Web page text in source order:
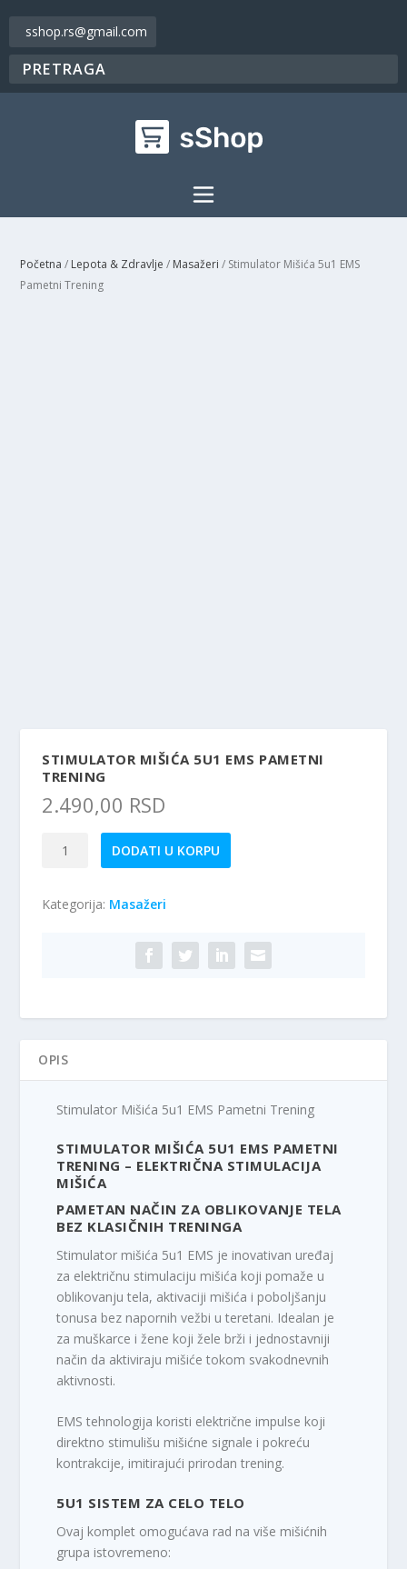
sshop.rs@gmail.com
Početna / Lepota & Zdravlje / Masažeri / Stimulator Mišića 5u1 EMS
Pametni Trening
STIMULATOR MIŠIĆA 5U1 EMS PAMETNI
TRENING
2.490,00 RSD
EMS
DODATI U KORPU
Kategorija: Masažeri
OPIS
Stimulator Mišića 5u1 EMS Pametni Trening
STIMULATOR MIŠIĆA 5U1 EMS PAMETNI
TRENING – ELEKTRIČNA STIMULACIJA
MIŠIĆA
PAMETAN NAČIN ZA OBLIKOVANJE TELA
BEZ KLASIČNIH TRENINGA
Stimulator mišića 5u1 EMS je inovativan uređaj
za električnu stimulaciju mišića koji pomaže u
oblikovanju tela, aktivaciji mišića i poboljšanju
tonusa bez napornih vežbi u teretani. Idealan je
za muškarce i žene koji žele brži i jednostavniji
način da aktiviraju mišiće tokom svakodnevnih
aktivnosti.
EMS tehnologija koristi električne impulse koji
direktno stimulišu mišićne signale i pokreću
kontrakcije, imitirajući prirodan trening.
5U1 SISTEM ZA CELO TELO
Ovaj komplet omogućava rad na više mišićnih
grupa istovremeno: